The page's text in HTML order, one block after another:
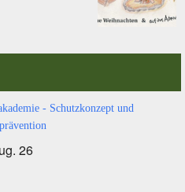
- Schutzkonzept und
26